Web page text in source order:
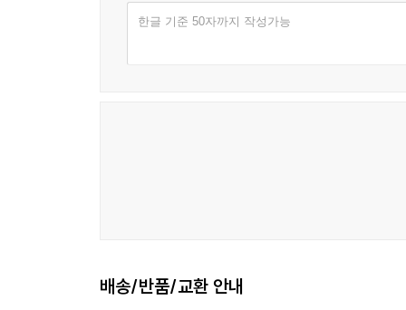
한글 기준 50자까지 작성가능
배송/반품/교환 안내